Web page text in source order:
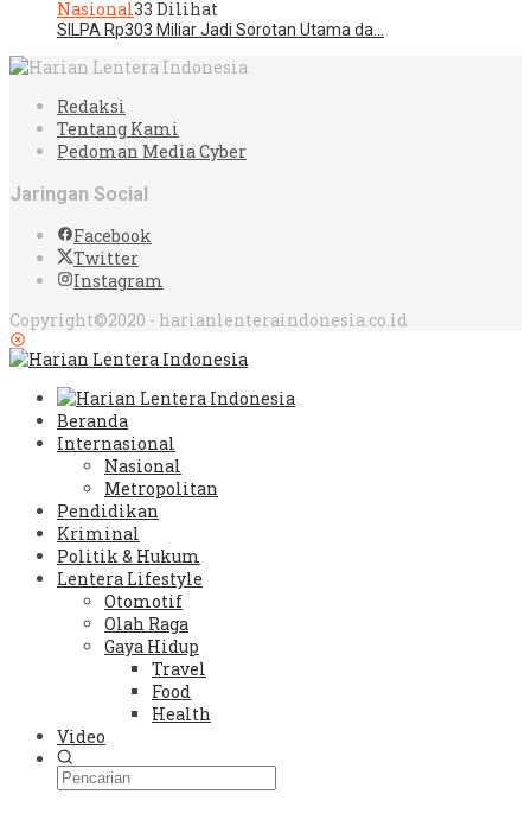
Nasional33 Dilihat
SILPA Rp303 Miliar Jadi Sorotan Utama da…
Redaksi
Tentang Kami
Pedoman Media Cyber
Jaringan Social
Facebook
Twitter
Instagram
Copyright©2020 - harianlenteraindonesia.co.id
Beranda
Internasional
Nasional
Metropolitan
Pendidikan
Kriminal
Politik & Hukum
Lentera Lifestyle
Otomotif
Olah Raga
Gaya Hidup
Travel
Food
Health
Video